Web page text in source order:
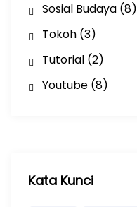
Sosial Budaya(8)
Tokoh(3)
Tutorial(2)
Youtube(8)
Kata Kunci